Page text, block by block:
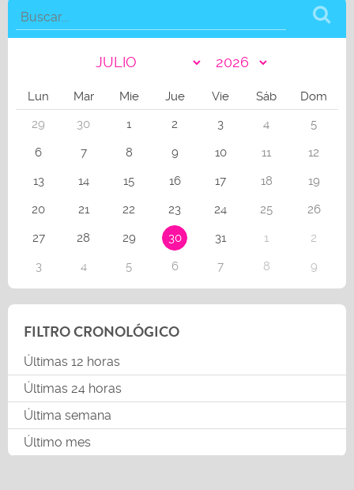
Lun Mar Mie Jue Vie Sáb
Dom
29
30 1 2 3 4
5
6
7 8 9 10 11
12
13
14 15 16 17 18
19
20
21 22 23 24 25
26
27
28 29 30 31 1
2
3
4 5 6 7 8 9
FILTRO CRONOLÓGICO
Últimas 12 horas
Últimas 24 horas
Última semana
Último mes